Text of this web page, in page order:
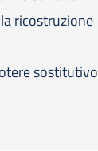
ricostruzione
sostitutivo